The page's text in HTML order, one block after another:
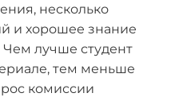
несколько
и хорошее знание
лучше студент
тем меньше
комиссии